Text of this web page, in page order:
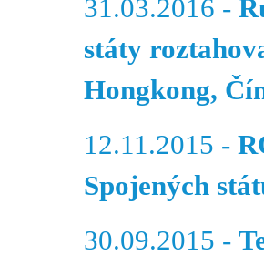
31.03.2016 -
státy
Hongkong,
12.11.2015 -
Spojených
30.09.2015 -